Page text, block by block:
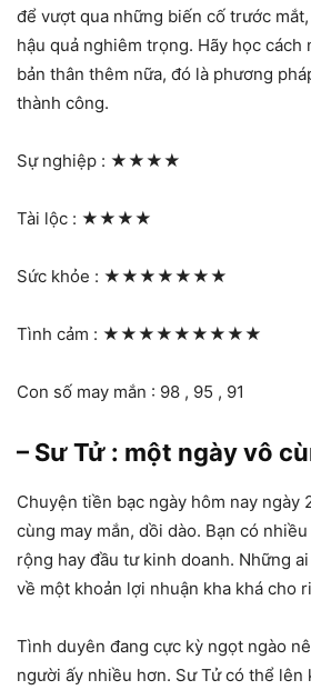
để vượt qua những biến cố trước
hậu quả nghiêm trọng. Hãy học cách
bản thân thêm nữa, đó là phương
thành công.
Sự nghiệp : ★★★★
Tài lộc : ★★★★
Sức khỏe : ★★★★★★★
Tình cảm : ★★★★★★★★★
Con số may mắn : 98 , 95 , 91
– Sư Tử : một ngày vô
Chuyện tiền bạc ngày hôm nay ngày
cùng may mắn, dồi dào. Bạn có
rộng hay đầu tư kinh doanh. Những
về một khoản lợi nhuận kha khá cho
Tình duyên đang cực kỳ ngọt ngào
người ấy nhiều hơn. Sư Tử có thể lên